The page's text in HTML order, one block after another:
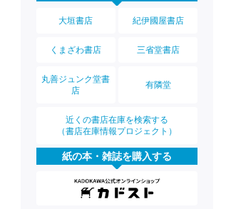
大垣書店 紀伊國屋書店
くまざわ書店 三省堂書店
丸善ジュンク堂書
店
有隣堂
近くの書店在庫を検索する
（書店在庫情報プロジェクト）
紙の本・雑誌を購入する